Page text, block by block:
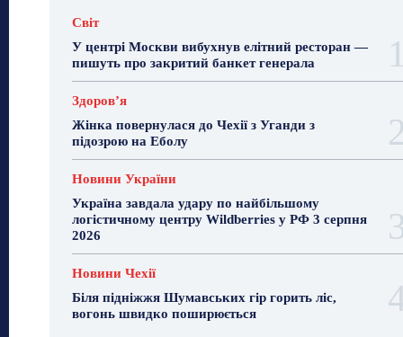
Світ
У центрі Москви вибухнув елітний ресторан —
пишуть про закритий банкет генерала
Здоровʼя
Жінка повернулася до Чехії з Уганди з
підозрою на Еболу
Новини України
Україна завдала удару по найбільшому
логістичному центру Wildberries у РФ 3 серпня
2026
Новини Чехії
Біля підніжжя Шумавських гір горить ліс,
вогонь швидко поширюється